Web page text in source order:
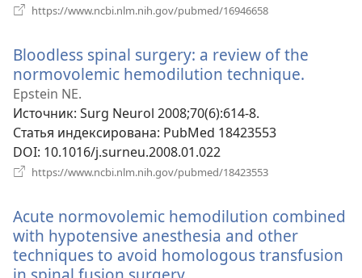
https://www.ncbi.nlm.nih.gov/pubmed/16946658
окне)
Bloodless spinal surgery: a review of the
normovolemic hemodilution technique.
Epstein NE.
Источник‎: Surg Neurol 2008;70(6):614-8.
Статья индексирована‎: PubMed 18423553
DOI‎: 10.1016/j.surneu.2008.01.022
https://www.ncbi.nlm.nih.gov/pubmed/18423553
окне)
Acute normovolemic hemodilution combined
with hypotensive anesthesia and other
techniques to avoid homologous transfusion